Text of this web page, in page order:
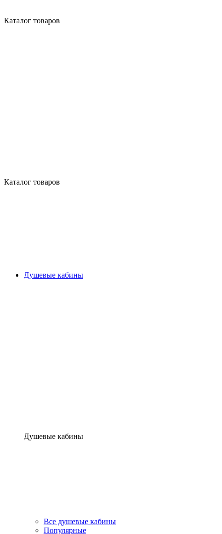
Каталог товаров
Каталог товаров
Душевые кабины
Душевые кабины
Все душевые кабины
Популярные